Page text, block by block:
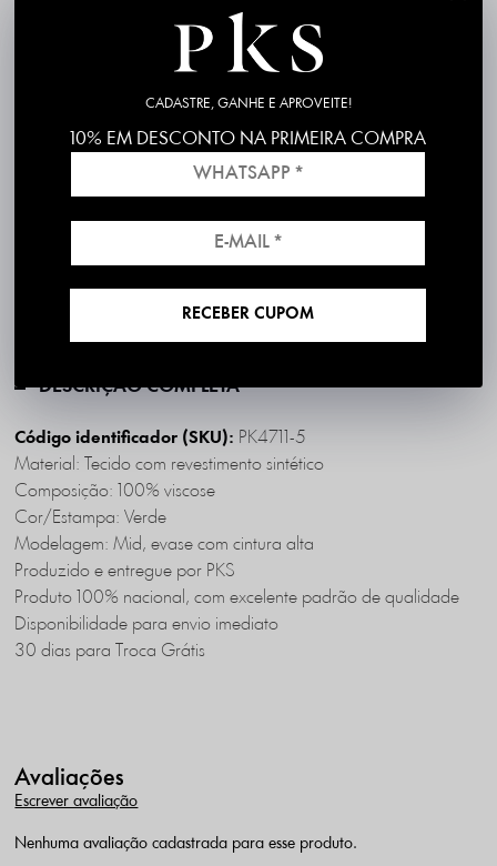
Frete grátis em compras acima de R$199
*válido para RS, SC, PR e SP
1ª Troca é Grátis!
DESCRIÇÃO COMPLETA
Código identificador (SKU): PK4711-5
Material: Tecido com revestimento sintético
Composição: 100% viscose
Cor/Estampa: Verde
Modelagem: Mid, evase com cintura alta
Produzido e entregue por PKS
Produto 100% nacional, com excelente padrão de qualidade
Disponibilidade para envio imediato
30 dias para Troca Grátis
Avaliações
Escrever avaliação
Nenhuma avaliação cadastrada para esse produto.
CADASTRE, GANHE E APROVEITE!
10% EM DESCONTO NA PRIMEIRA COMPRA
RECEBER CUPOM